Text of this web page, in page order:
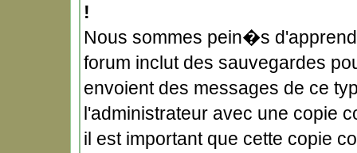
!
Nous sommes pein�s
forum inclut des sauvegardes
envoient des messages de ce
l'administrateur avec une copie
il est important que cette copie